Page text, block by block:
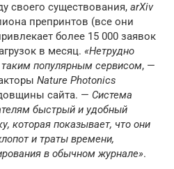
своего существования, arXiv
препринтов (все они
более 15 000 заявок
в месяц. «Нетрудно
таким популярным сервисом, —
Nature Photonics
сайта. — Система
быстрый и удобный
которая показывает, что они
и траты времени,
в обычном журнале».